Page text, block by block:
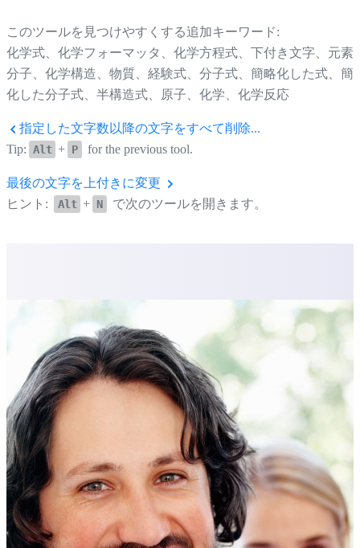
このツールを見つけやすくする追加キーワード:
化学式、化学フォーマッタ、化学方程式、下付き文字、元素
分子、化学構造、物質、経験式、分子式、簡略化した式、簡
化した分子式、半構造式、原子、化学、化学反応
指定した文字数以降の文字をすべて削除...
Tip: Alt + P for the previous tool.
最後の文字を上付きに変更
ヒント:
Alt + N で次のツールを開きます。